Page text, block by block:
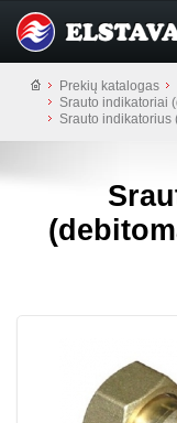
Prekių katalogas
Srauto indikatoriai
Srauto indikatorius